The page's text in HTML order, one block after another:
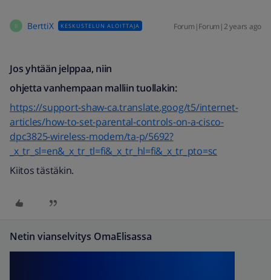
B BerttiX KESKUSTELUN ALOITTAJA Forum|Forum|2 years ago
Jos yhtään jelppaa, niin
ohjetta vanhempaan malliin tuollakin:
https://support-shaw-ca.translate.goog/t5/internet-
articles/how-to-set-parental-controls-on-a-cisco-
dpc3825-wireless-modem/ta-p/5692?
_x_tr_sl=en&_x_tr_tl=fi&_x_tr_hl=fi&_x_tr_pto=sc
Kiitos tästäkin.
Netin vianselvitys OmaElisassa